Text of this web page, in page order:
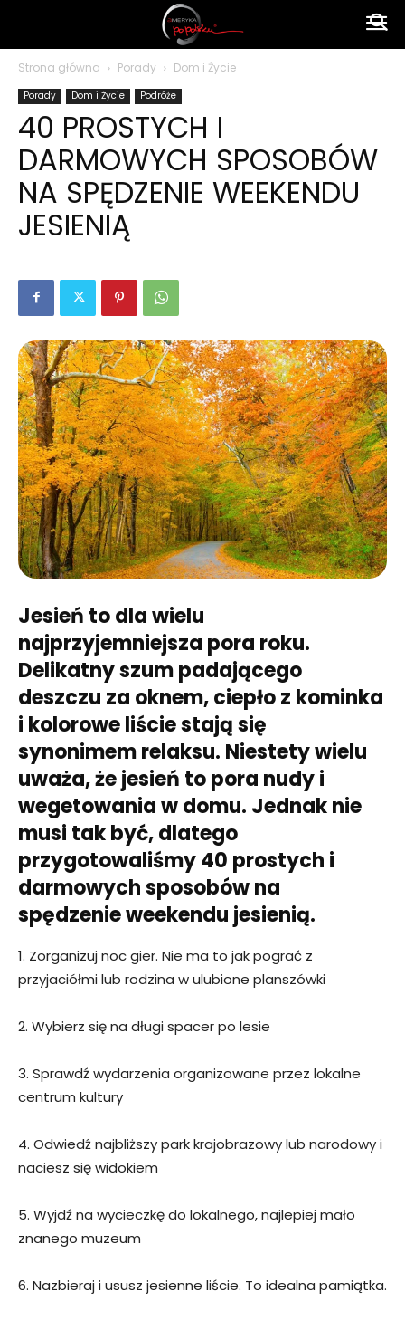
polsku
Strona główna Porady Dom i Życie
Porady Dom i Życie Podróże
40 PROSTYCH I
DARMOWYCH SPOSOBÓW
NA SPĘDZENIE WEEKENDU
JESIENIĄ
Jesień to dla wielu
najprzyjemniejsza pora roku.
Delikatny szum padającego
deszczu za oknem, ciepło z kominka
i kolorowe liście stają się
synonimem relaksu. Niestety wielu
uważa, że jesień to pora nudy i
wegetowania w domu. Jednak nie
musi tak być, dlatego
przygotowaliśmy 40 prostych i
darmowych sposobów na
spędzenie weekendu jesienią.
1. Zorganizuj noc gier. Nie ma to jak pograć z
przyjaciółmi lub rodzina w ulubione planszówki
2. Wybierz się na długi spacer po lesie
3. Sprawdź wydarzenia organizowane przez lokalne
centrum kultury
4. Odwiedź najbliższy park krajobrazowy lub narodowy i
naciesz się widokiem
5. Wyjdź na wycieczkę do lokalnego, najlepiej mało
znanego muzeum
6. Nazbieraj i ususz jesienne liście. To idealna pamiątka.